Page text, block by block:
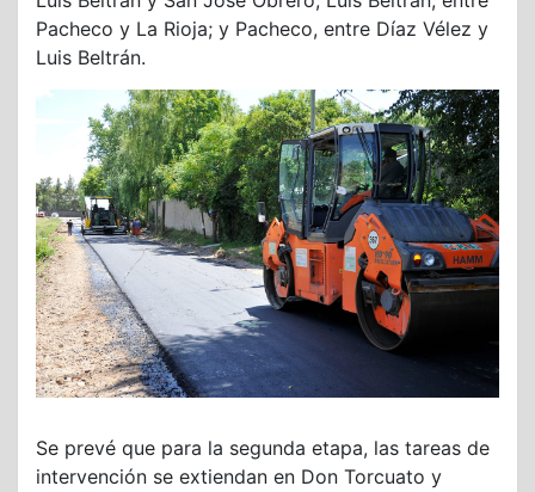
Pacheco y La Rioja; y Pacheco, entre Díaz Vélez y
Luis Beltrán.
Se prevé que para la segunda etapa, las tareas de
intervención se extiendan en Don Torcuato y